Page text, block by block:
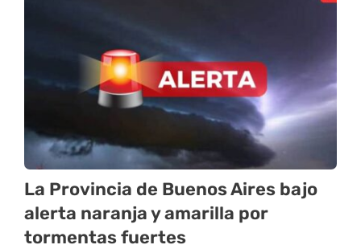
La Provincia de Buenos Aires bajo
alerta naranja y amarilla por
tormentas fuertes